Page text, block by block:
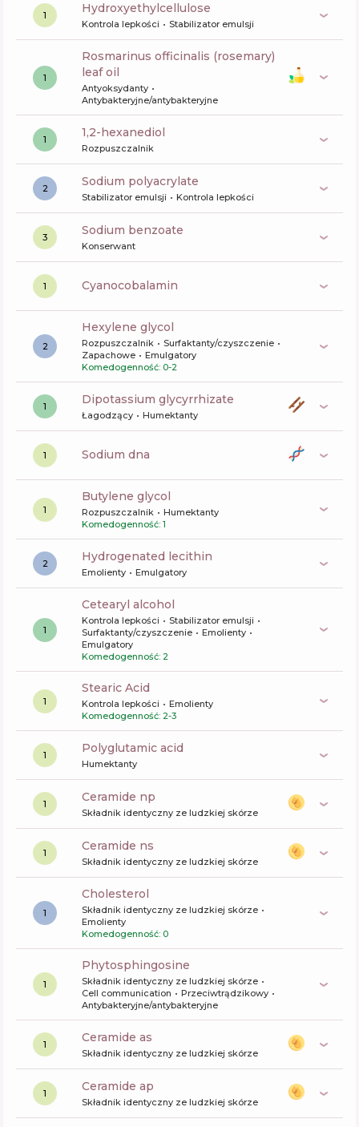
1 hydroxyethylcellulose
Kontrola lepkości Stabilizator emulsji
1
rosmarinus officinalis (rosemary)
leaf oil
Antyoksydanty
Antybakteryjne/antybakteryjne
1 1,2-hexanediol
Rozpuszczalnik
2 sodium polyacrylate
Stabilizator emulsji Kontrola lepkości
3 sodium benzoate
Konserwant
1 cyanocobalamin
2
hexylene glycol
Rozpuszczalnik
Surfaktanty/czyszczenie
Zapachowe
Emulgatory
Komedogenność: 0-2
1 dipotassium glycyrrhizate
Łagodzący Humektanty
1 sodium dna
1
butylene glycol
Rozpuszczalnik
Humektanty
Komedogenność: 1
2 hydrogenated lecithin
Emolienty Emulgatory
1
cetearyl alcohol
Kontrola lepkości
Stabilizator emulsji
Surfaktanty/czyszczenie
Emolienty
Emulgatory
Komedogenność: 2
1
Stearic Acid
Kontrola lepkości
Emolienty
Komedogenność: 2-3
1 polyglutamic acid
Humektanty
1 ceramide np
Składnik identyczny ze ludzkiej skórze
1 ceramide ns
Składnik identyczny ze ludzkiej skórze
1
cholesterol
Składnik identyczny ze ludzkiej skórze
Emolienty
Komedogenność: 0
1
phytosphingosine
Składnik identyczny ze ludzkiej skórze
Cell communication
Przeciwtrądzikowy
Antybakteryjne/antybakteryjne
1 ceramide as
Składnik identyczny ze ludzkiej skórze
1 ceramide ap
Składnik identyczny ze ludzkiej skórze